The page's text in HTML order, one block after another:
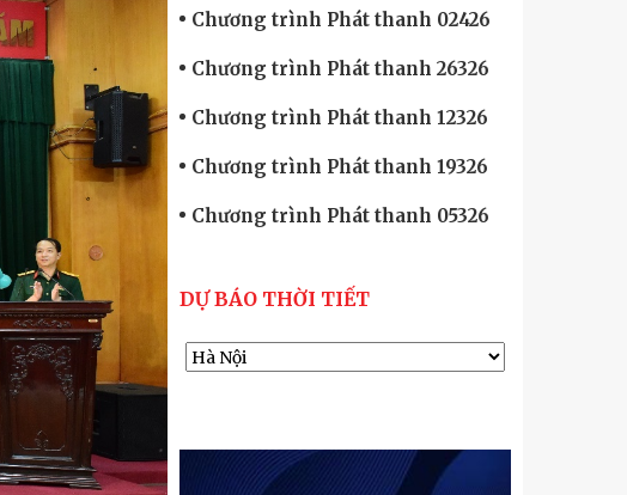
Chương trình Phát thanh 02426
Chương trình Phát thanh 26326
Chương trình Phát thanh 12326
Chương trình Phát thanh 19326
Chương trình Phát thanh 05326
DỰ BÁO THỜI TIẾT